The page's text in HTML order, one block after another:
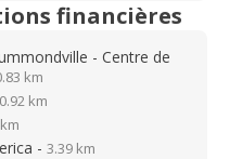
financières
- Centre de
km
0.92 km
- 3.39 km